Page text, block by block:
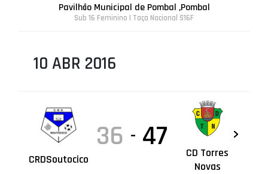
Pavilhão Municipal de Pombal ,Pombal
Sub 16 Feminino | Taça Nacional S16F
10 ABR 2016
CRDSoutocico
36 - 47
CD Torres
Novas